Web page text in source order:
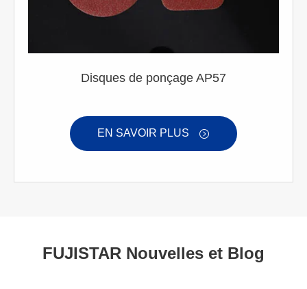
Disques de ponçage AP57
EN SAVOIR PLUS 
FUJISTAR Nouvelles et Blog